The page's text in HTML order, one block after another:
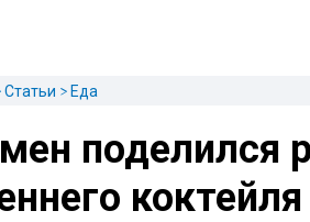
Статьи Еда
поделился